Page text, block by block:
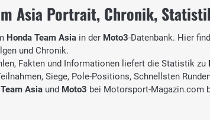
Asia Portrait, Chronik,
Honda Team Asia in der Moto3-Datenbank. Hier
und Chronik.
Fakten und Informationen liefert die Statistik zu
Siege, Pole-Positions, Schnellsten
Asia und Moto3 bei Motorsport-Magazin.com